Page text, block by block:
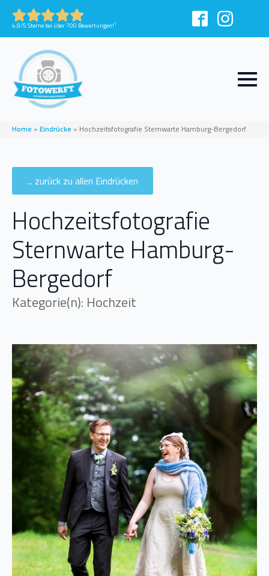
4,9/5 Sterne bei über 700 Bewertungen!1
Home » Eindrücke » Hochzeitsfotografie Sternwarte Hamburg-Bergedorf
... zurück zu allen Eindrücken
Hochzeitsfotografie
Sternwarte Hamburg-
Bergedorf
Kategorie(n): Hochzeit